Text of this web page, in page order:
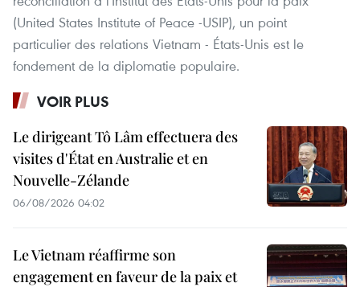
(United States Institute of Peace -USIP), un point
particulier des relations Vietnam - États-Unis est le
fondement de la diplomatie populaire.
VOIR PLUS
Le dirigeant Tô Lâm effectuera des
visites d'État en Australie et en
Nouvelle-Zélande
06/08/2026 04:02
Le Vietnam réaffirme son
engagement en faveur de la paix et